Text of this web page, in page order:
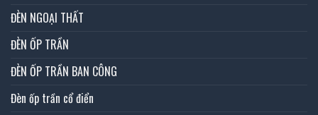
ĐÈN NGOẠI THẤT
ĐÈN ỐP TRẦN
ĐÈN ỐP TRẦN BAN CÔNG
Đèn ốp trần cổ điển